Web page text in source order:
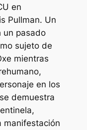
en
Pullman. Un
un pasado
sujeto de
mientras
en los
demuestra
manifestación